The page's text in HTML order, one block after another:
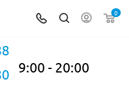
0
9:00 - 20:00